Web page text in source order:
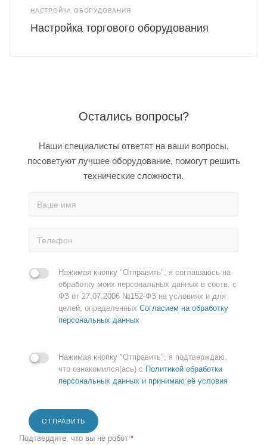
НАСТРОЙКА ОБОРУДОВАНИЯ
Настройка торгового оборудования
Остались вопросы?
Наши специалисты ответят на ваши вопросы,
посоветуют лучшее оборудование, помогут решить
технические сложности.
Нажимая кнопку "Отправить", я соглашаюсь на
обработку моих персональных данных в соотв. с
ФЗ от 27.07.2006 №152-ФЗ на условиях и для
целей, определенных Согласием на обработку
персональных данных
Нажимая кнопку "Отправить", я подтверждаю,
что ознакомился(ась) с Политикой обработки
персональных данных и принимаю её условия
ОТПРАВИТЬ
Подтвердите, что вы не робот *